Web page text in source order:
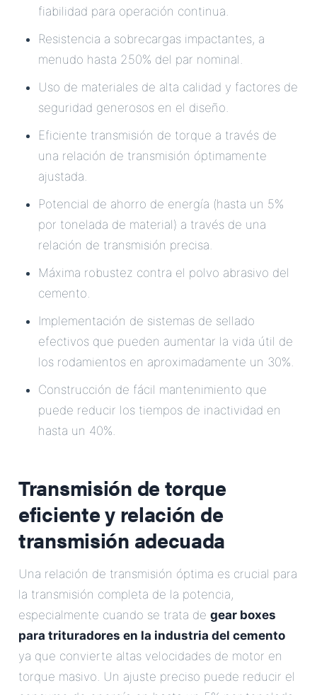
fiabilidad para operación continua.
Resistencia a sobrecargas impactantes, a
menudo hasta 250% del par nominal.
Uso de materiales de alta calidad y factores de
seguridad generosos en el diseño.
Eficiente transmisión de torque a través de
una relación de transmisión óptimamente
ajustada.
Potencial de ahorro de energía (hasta un 5%
por tonelada de material) a través de una
relación de transmisión precisa.
Máxima robustez contra el polvo abrasivo del
cemento.
Implementación de sistemas de sellado
efectivos que pueden aumentar la vida útil de
los rodamientos en aproximadamente un 30%.
Construcción de fácil mantenimiento que
puede reducir los tiempos de inactividad en
hasta un 40%.
Transmisión de torque
eficiente y relación de
transmisión adecuada
Una relación de transmisión óptima es crucial para
la transmisión completa de la potencia,
especialmente cuando se trata de gear boxes
para trituradores en la industria del cemento
ya que convierte altas velocidades de motor en
torque masivo. Un ajuste preciso puede reducir el